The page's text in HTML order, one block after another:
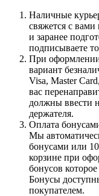
Наличные
свяжется с
и заранее
подписываете
При оформлении
вариант
Visa, Master
вас
должны ввести
держателя.
Оплата
Мы
бонусами или
корзине при
бонусов
Бонусы
покупателем.